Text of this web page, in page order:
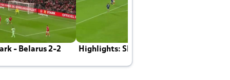
- Belarus 2-2 Highlights: Skotland - Danmark 4-2